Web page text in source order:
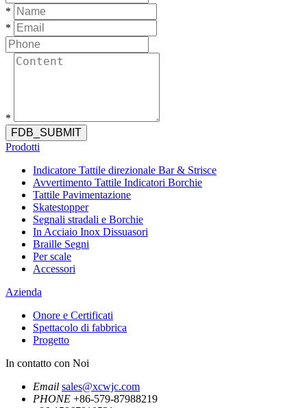
*
*
*
FDB_SUBMIT
Prodotti
Indicatore Tattile direzionale Bar & Strisce
Avvertimento Tattile Indicatori Borchie
Tattile Pavimentazione
Skatestopper
Segnali stradali e Borchie
In Acciaio Inox Dissuasori
Braille Segni
Per scale
Accessori
Azienda
Onore e Certificati
Spettacolo di fabbrica
Progetto
In contatto con Noi
Email sales@xcwjc.com
PHONE +86-579-87988219